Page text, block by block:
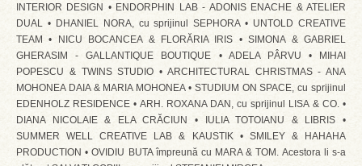
INTERIOR DESIGN • ENDORPHIN LAB - ADONIS ENACHE & ATELIER
DUAL • DHANIEL NORA, cu sprijinul SEPHORA • UNTOLD CREATIVE
TEAM • NICU BOCANCEA & FLORĂRIA IRIS • SIMONA & GABRIEL
GHERASIM - GALLANTIQUE BOUTIQUE • ADELA PÂRVU • MIHAI
POPESCU & TWINS STUDIO • ARCHITECTURAL CHRISTMAS - ANA
MOHONEA DAIA & MARIA MOHONEA • STUDIUM ON SPACE, cu sprijinul
EDENHOLZ RESIDENCE • ARH. ROXANA DAN, cu sprijinul LISA & CO. •
DIANA NICOLAIE & ELA CRĂCIUN • IULIA TOTOIANU & LIBRIS •
SUMMER WELL CREATIVE LAB & KAUSTIK • SMILEY & HAHAHA
PRODUCTION • OVIDIU BUTA împreună cu MARA & TOM. Acestora li s-a